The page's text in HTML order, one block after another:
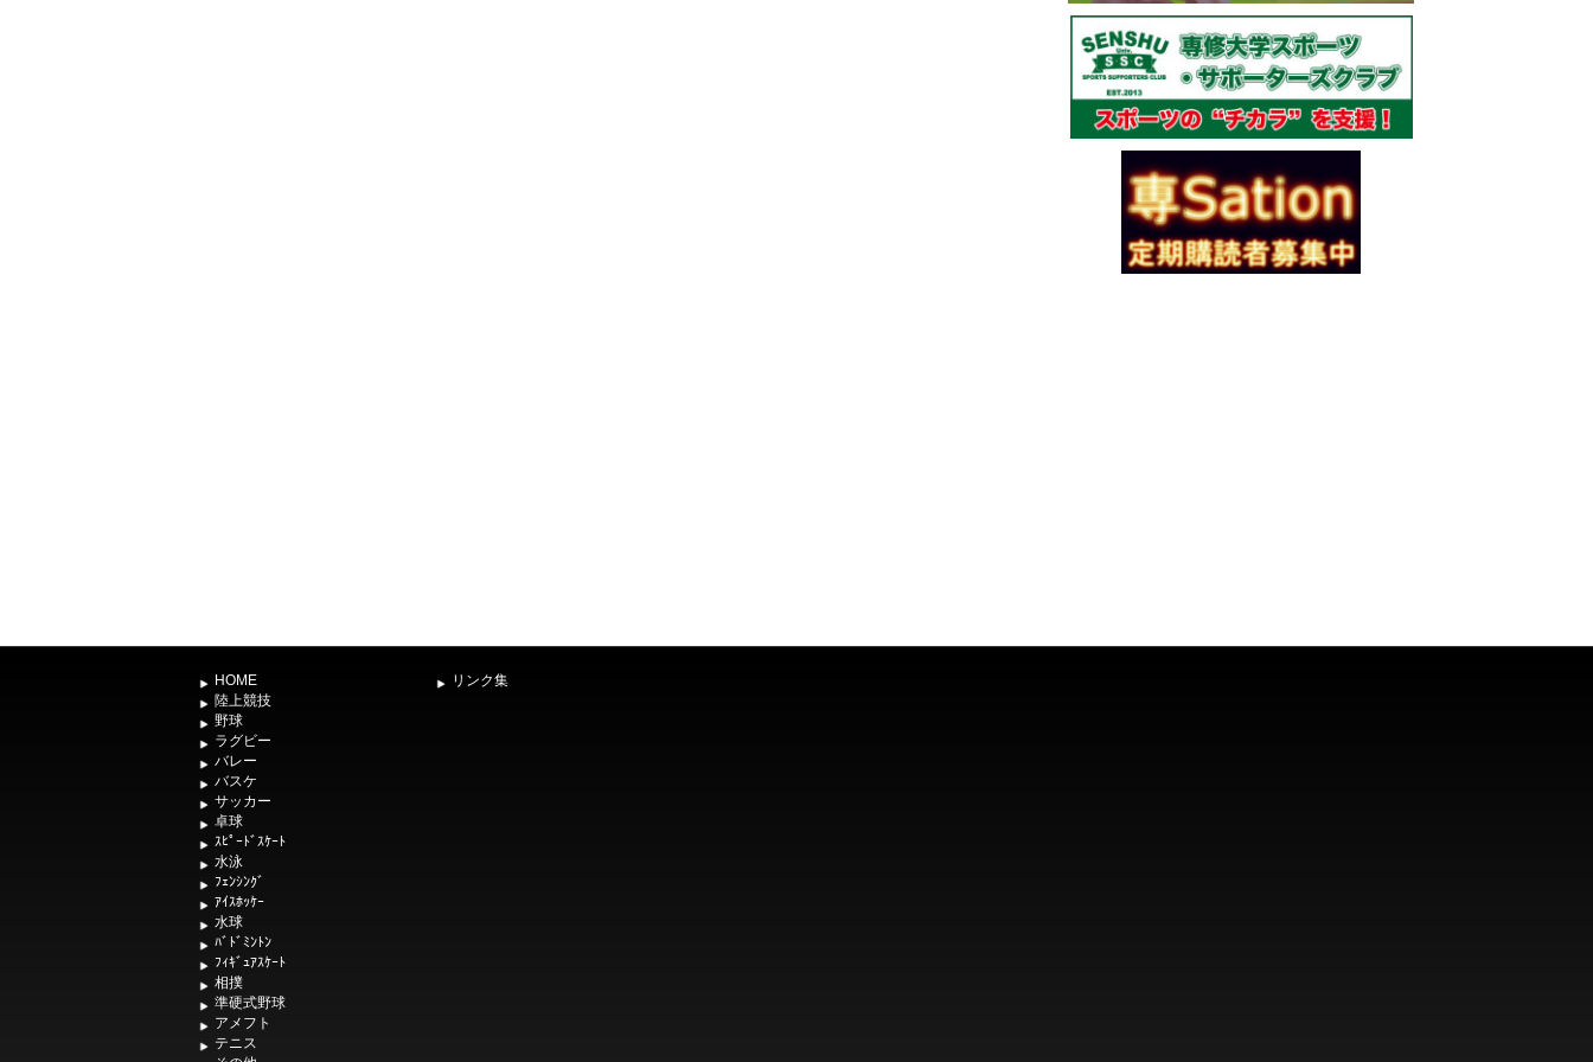
HOME
陸上競技
野球
ラグビー
バレー
バスケ
サッカー
卓球
ｽﾋﾟｰﾄﾞｽｹｰﾄ
水泳
ﾌｪﾝｼﾝｸﾞ
ｱｲｽﾎｯｹｰ
水球
ﾊﾞﾄﾞﾐﾝﾄﾝ
ﾌｨｷﾞｭｱｽｹｰﾄ
相撲
準硬式野球
アメフト
テニス
リンク集